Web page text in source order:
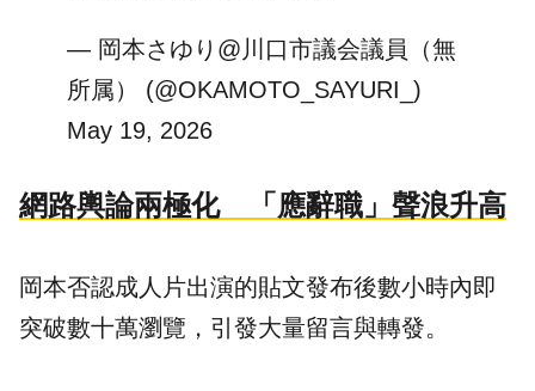
— 岡本さゆり@川口市議会議員（無
所属） (@OKAMOTO_SAYURI_)
May 19, 2026
網路輿論兩極化 「應辭職」聲浪升高
岡本否認成人片出演的貼文發布後數小時內即
突破數十萬瀏覽，引發大量留言與轉發。